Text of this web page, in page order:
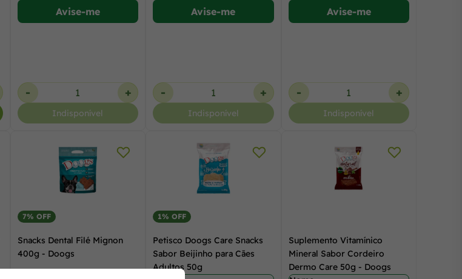
Avise-me
- +
Indisponível
Avise-me
- +
Indisponível
Avise-me
- +
Indisponível
7% OFF
Snacks Dental Filé Mignon
400g - Doogs
1% OFF
Petisco Doogs Care Snacks
Sabor Beijinho para Cães
Adultos 50g
Suplemento Vitamínico
Mineral Sabor Cordeiro
Dermo Care 50g - Doogs